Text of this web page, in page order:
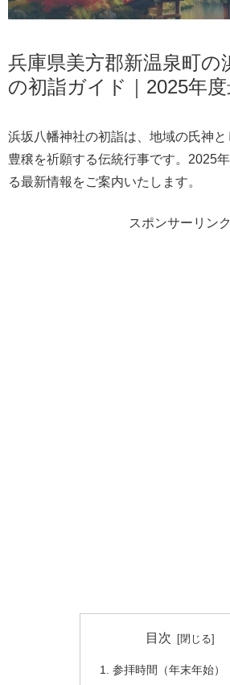
兵庫県美方郡新温泉町の
の初詣ガイド｜2025年
浜坂八幡神社の初詣は、地域の氏神
豊穣を祈願する伝統行事です。2025
る最新情報をご案内いたします。
スポンサーリンク
目次
参拝時間（年末年始）